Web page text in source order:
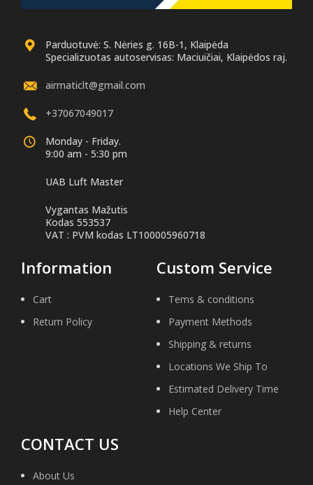
Parduotuvė: S. Nėries g. 16B-1, Klaipėda
Specializuotas autoservisas: Maciuičiai, Klaipėdos raj.
airmaticlt@gmail.com
+37067049017
Monday - Friday.
9:00 am - 5:30 pm
UAB Luft Master
Vygantas Mažutis
Kodas 553537
VAT : PVM kodas LT100005960718
Information
Cart
Return Policy
Custom Service
Tems & conditions
Payment Methods
Shipping & returns
Locations We Ship To
Estimated Delivery Time
Help Center
CONTACT US
About Us